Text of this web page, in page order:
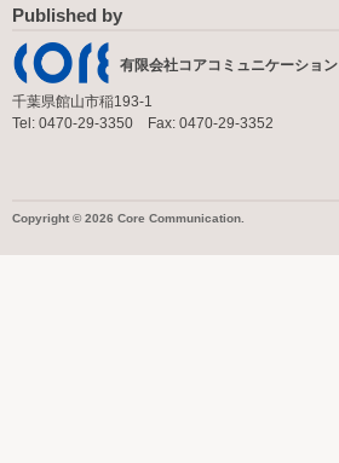
Published by
有限会社コアコミュニケーション
千葉県館山市稲193-1
Tel: 0470-29-3350 Fax: 0470-29-3352
Copyright © 2026 Core Communication.